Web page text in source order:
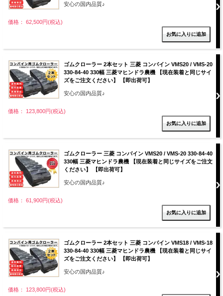
安心の国内品質♪
価格： 62,500円(税込)
ゴムクローラー 2本セット 三菱 コンバイン VMS20 / VMS-20
330-84-40 330幅 三菱マヒンドラ農機 【現在装着と同じサイ
ズをご注文ください】 【即出荷可】
安心の国内品質♪
価格： 123,800円(税込)
ゴムクローラー 三菱 コンバイン VMS20 / VMS-20 330-84-40
330幅 三菱マヒンドラ農機 【現在装着と同じサイズをご注文
ください】 【即出荷可】
安心の国内品質♪
価格： 61,900円(税込)
ゴムクローラー 2本セット 三菱 コンバイン VMS18 / VMS-18
330-84-40 330幅 三菱マヒンドラ農機 【現在装着と同じサイ
ズをご注文ください】 【即出荷可】
安心の国内品質♪
価格： 123,800円(税込)